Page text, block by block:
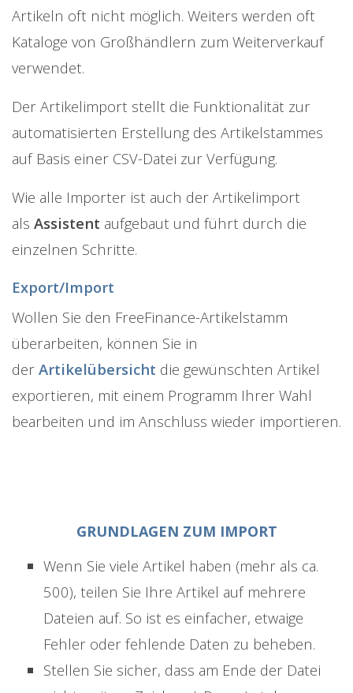
Artikeln oft nicht möglich. Weiters werden oft
Kataloge von Großhändlern zum Weiterverkauf
verwendet.
Der Artikelimport stellt die Funktionalität zur
automatisierten Erstellung des Artikelstammes
auf Basis einer CSV-Datei zur Verfügung.
Wie alle Importer ist auch der Artikelimport
als Assistent aufgebaut und führt durch die
einzelnen Schritte.
Export/Import
Wollen Sie den FreeFinance-Artikelstamm
überarbeiten, können Sie in
der Artikelübersicht die gewünschten Artikel
exportieren, mit einem Programm Ihrer Wahl
bearbeiten und im Anschluss wieder importieren.
GRUNDLAGEN ZUM IMPORT
Wenn Sie viele Artikel haben (mehr als ca.
500), teilen Sie Ihre Artikel auf mehrere
Dateien auf. So ist es einfacher, etwaige
Fehler oder fehlende Daten zu beheben.
Stellen Sie sicher, dass am Ende der Datei